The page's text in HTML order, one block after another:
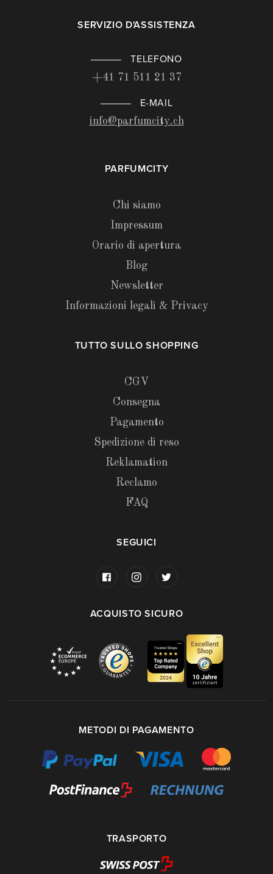
SERVIZIO D'ASSISTENZA
TELEFONO
+41 71 511 21 37
E-MAIL
info@parfumcity.ch
PARFUMCITY
Chi siamo
Impressum
Orario di apertura
Blog
Newsletter
Informazioni legali & Privacy
TUTTO SULLO SHOPPING
CGV
Consegna
Pagamento
Spedizione di reso
Reklamation
Reclamo
FAQ
SEGUICI
ACQUISTO SICURO
METODI DI PAGAMENTO
TRASPORTO